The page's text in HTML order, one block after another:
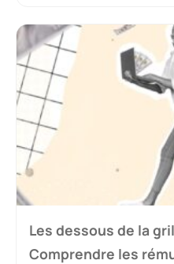
Les dessous de la
Comprendre les